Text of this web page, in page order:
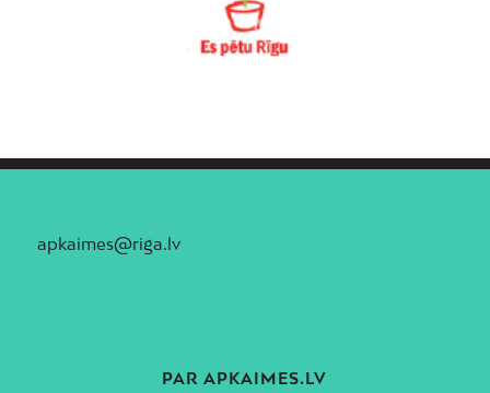
apkaimes@riga.lv
PAR APKAIMES.LV